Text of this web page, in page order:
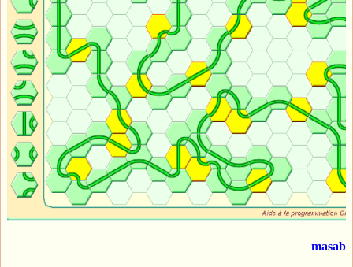
masab